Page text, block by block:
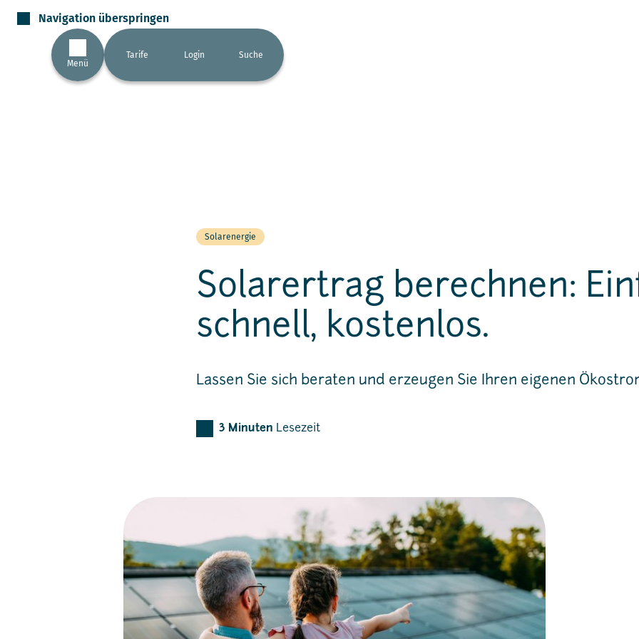
Navigation überspringen
Menü
Tarife Login Suche
Solarenergie
Solarertrag berechnen:
schnell, kostenlos.
Lassen Sie sich beraten und erzeugen Sie Ihren eigenen
3 Minuten Lesezeit